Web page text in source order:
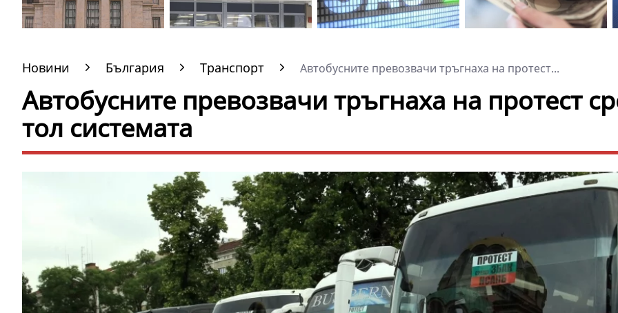
Новини България Транспорт Автобусните превозвачи тръгнаха на протест...
Автобусните превозвачи тръгнаха на протест
тол системата